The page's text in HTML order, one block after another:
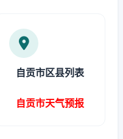
自贡市区县列表
自贡市天气预报